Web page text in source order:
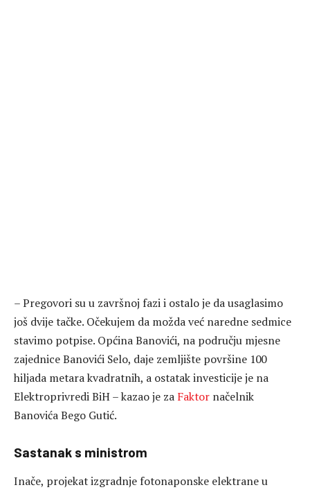
– Pregovori su u završnoj fazi i ostalo je da usaglasimo
još dvije tačke. Očekujem da možda već naredne sedmice
stavimo potpise. Općina Banovići, na području mjesne
zajednice Banovići Selo, daje zemljište površine 100
hiljada metara kvadratnih, a ostatak investicije je na
Elektroprivredi BiH – kazao je za Faktor načelnik
Banovića Bego Gutić.
Sastanak s ministrom
Inače, projekat izgradnje fotonaponske elektrane u